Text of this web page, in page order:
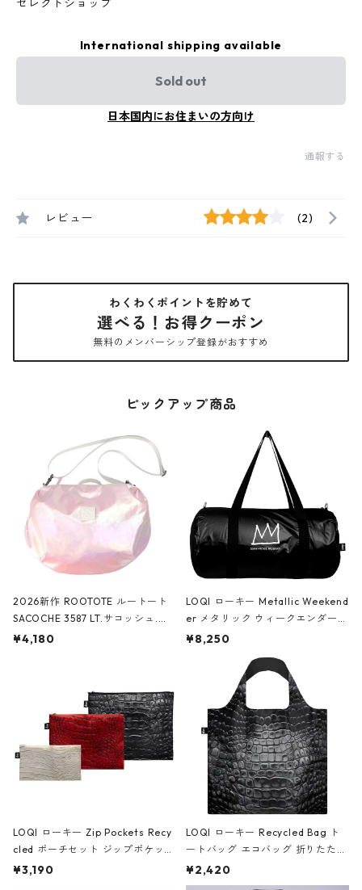
セレクトショップ
International shipping available
Sold out
日本国内にお住まいの方向け
通報する
レビュー (2)
わくわくポイントを貯めて
選べる！お得クーポン
無料のメンバーシップ登録がおすすめ
ピックアップ商品
2026新作 ROOTOTE ルートート
SACOCHE 3587 LT.サコッシュ.ル
ミエ-B ショルダーバッグ グロスピ
¥4,180
LOQI ローキー Metallic Weekend
er メタリック ウィークエンダー
ボストンバッグ ショルダーバッグ
Black ジャン=ミッシェル・バスキ
ア/クラウン ブラック
¥8,250
LOQI ローキー Zip Pockets Recy
cled ポーチセット ジップポケット
ファスナーポーチ 撥水加工 トラベ
¥3,190
LOQI ローキー Recycled Bag ト
ートバッグ エコバッグ 折りたたみ
大きめ 撥水加工 収納ポーチ CRO
CODILE/Black クロコダイル/ブラ
¥2,420